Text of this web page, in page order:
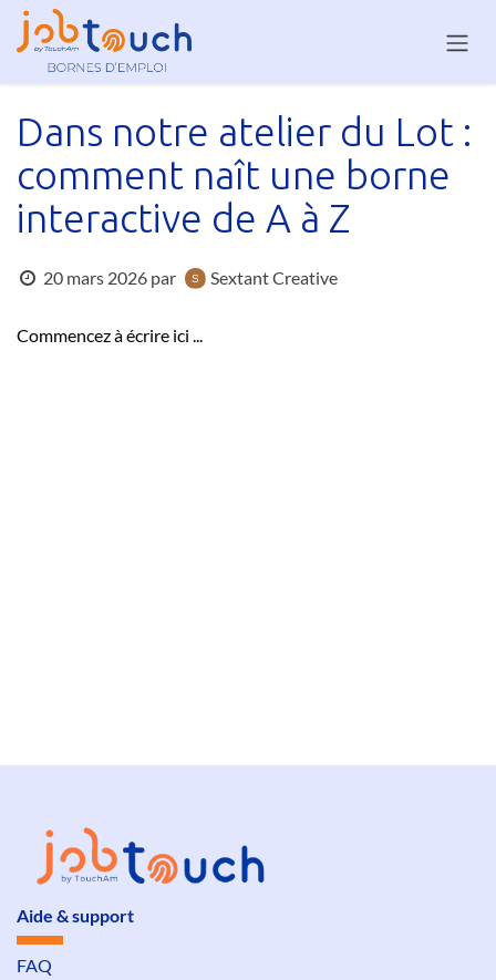
Se rendre au contenu
Dans notre atelier du Lot :
comment naît une borne
interactive de A à Z
20 mars 2026 par Sextant Creative
Commencez à écrire ici ...
Aide & support
FAQ